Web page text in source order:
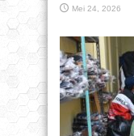
Mei 24, 2026